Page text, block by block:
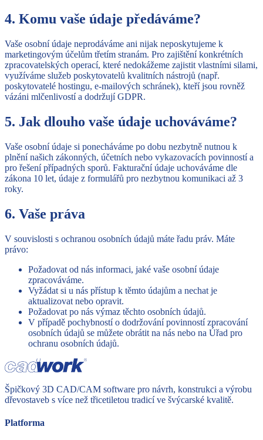
4. Komu vaše údaje předáváme?
Vaše osobní údaje neprodáváme ani nijak neposkytujeme k
marketingovým účelům třetím stranám. Pro zajištění konkrétních
zpracovatelských operací, které nedokážeme zajistit vlastními silami,
využíváme služeb poskytovatelů kvalitních nástrojů (např.
poskytovatelé hostingu, e-mailových schránek), kteří jsou rovněž
vázáni mlčenlivostí a dodržují GDPR.
5. Jak dlouho vaše údaje uchováváme?
Vaše osobní údaje si ponecháváme po dobu nezbytně nutnou k
plnění našich zákonných, účetních nebo vykazovacích povinností a
pro řešení případných sporů. Fakturační údaje uchováváme dle
zákona 10 let, údaje z formulářů pro nezbytnou komunikaci až 3
roky.
6. Vaše práva
V souvislosti s ochranou osobních údajů máte řadu práv. Máte
právo:
Požadovat od nás informaci, jaké vaše osobní údaje
zpracováváme.
Vyžádat si u nás přístup k těmto údajům a nechat je
aktualizovat nebo opravit.
Požadovat po nás výmaz těchto osobních údajů.
V případě pochybností o dodržování povinností zpracování
osobních údajů se můžete obrátit na nás nebo na Úřad pro
ochranu osobních údajů.
Špičkový 3D CAD/CAM software pro návrh, konstrukci a výrobu
dřevostaveb s více než třicetiletou tradicí ve švýcarské kvalitě.
Platforma